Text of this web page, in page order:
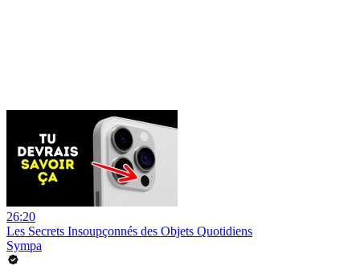
26:20
Les Secrets Insoupçonnés des Objets Quotidiens
Sympa